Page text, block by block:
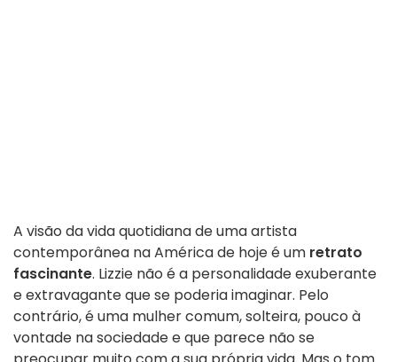
A visão da vida quotidiana de uma artista
contemporânea na América de hoje é um retrato
fascinante. Lizzie não é a personalidade exuberante
e extravagante que se poderia imaginar. Pelo
contrário, é uma mulher comum, solteira, pouco à
vontade na sociedade e que parece não se